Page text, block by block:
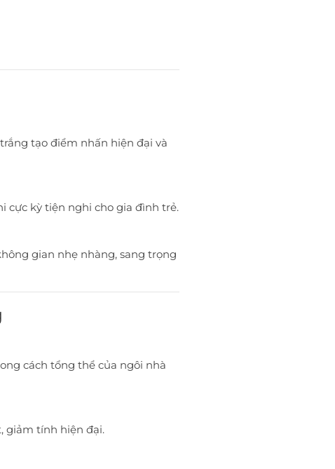
tạo điểm nhấn hiện đại và
cực kỳ tiện nghi cho gia đình trẻ.
gian nhẹ nhàng, sang trọng
cách tổng thể của ngôi nhà
giảm tính hiện đại.